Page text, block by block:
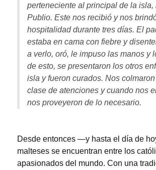
perteneciente al principal de la isla,
Publio. Este nos recibió y nos
hospitalidad durante tres días. El
estaba en cama con fiebre y
a verlo, oró, le impuso las manos y
de esto, se presentaron los otros
isla y fueron curados. Nos
clase de atenciones y cuando nos
nos proveyeron de lo necesario.
Desde entonces —y hasta el día de
malteses se encuentran entre los
apasionados del mundo. Con una